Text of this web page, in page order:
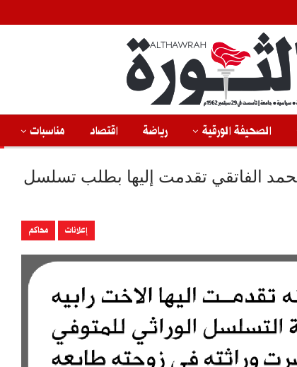
الصحيفة الورقية رياضة اقتصاد مناسبات
محمد الفاتقي تقدمت إليها بطلب تسلسل
إعلانات محاكم